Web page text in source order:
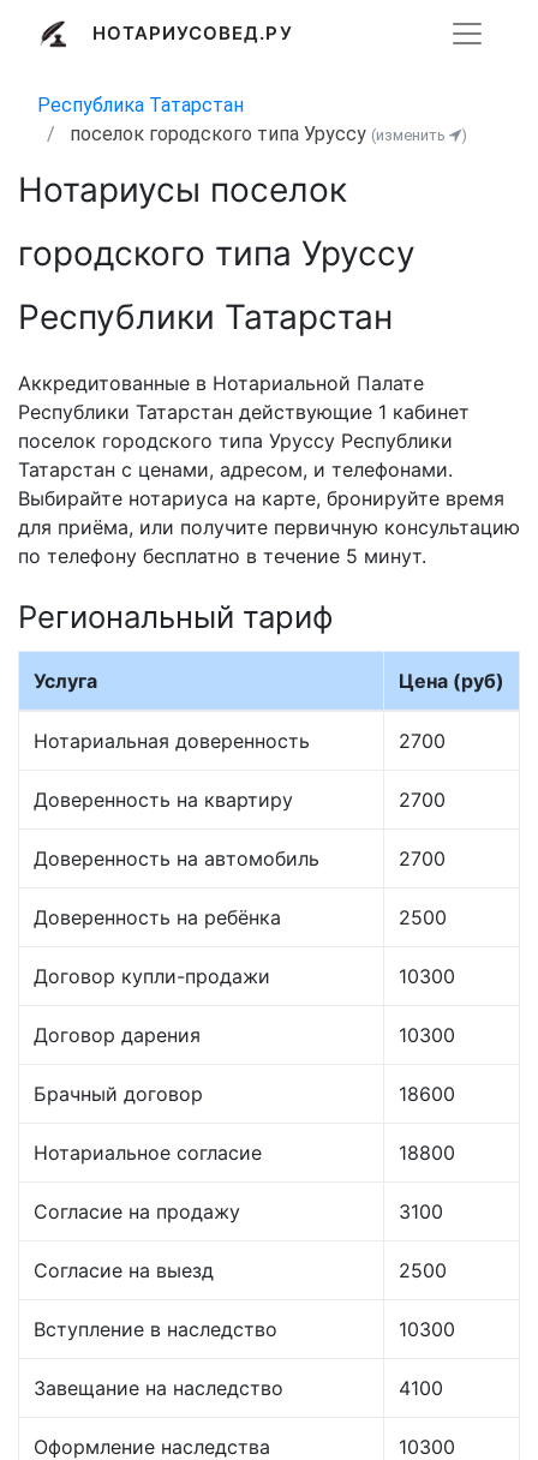
НОТАРИУСОВЕД.РУ
Республика Татарстан
поселок городского типа Уруссу (изменить )
Нотариусы поселок
городского типа Уруссу
Республики Татарстан
Аккредитованные в Нотариальной Палате
Республики Татарстан действующие 1 кабинет
поселок городского типа Уруссу Республики
Татарстан с ценами, адресом, и телефонами.
Выбирайте нотариуса на карте, бронируйте время
для приёма, или получите первичную консультацию
по телефону бесплатно в течение 5 минут.
Региональный тариф
Услуга Цена (руб)
Нотариальная доверенность 2700
Доверенность на квартиру 2700
Доверенность на автомобиль 2700
Доверенность на ребёнка 2500
Договор купли-продажи 10300
Договор дарения 10300
Брачный договор 18600
Нотариальное согласие 18800
Согласие на продажу 3100
Согласие на выезд 2500
Вступление в наследство 10300
Завещание на наследство 4100
Оформление наследства 10300